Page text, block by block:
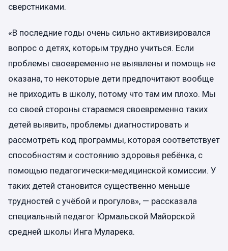
сверстниками.
«В последние годы очень сильно активизировался
вопрос о детях, которым трудно учиться. Если
проблемы своевременно не выявлены и помощь не
оказана, то некоторые дети предпочитают вообще
не приходить в школу, потому что там им плохо. Мы
со своей стороны стараемся своевременно таких
детей выявить, проблемы диагностировать и
рассмотреть код программы, которая соответствует
способностям и состоянию здоровья ребёнка, с
помощью педагогически-медицинской комиссии. У
таких детей становится существенно меньше
трудностей с учёбой и прогулов», — рассказала
специальный педагог Юрмальской Майорской
средней школы Инга Муларека.